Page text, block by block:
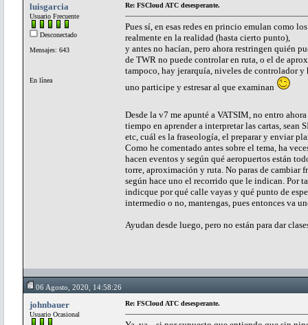
luisgarcia
Usuario Frecuente
Desconectado
Mensajes: 643
En línea
Re: FSCloud ATC desesperante.
Pues sí, en esas redes en princio emulan como
realmente en la realidad (hasta cierto punto),
y antes no hacían, pero ahora restringen quién
de TWR no puede controlar en ruta, o el de
tampoco, hay jerarquía, niveles de controlador y
uno participe y estresar al que examinan
Desde la v7 me apunté a VATSIM, no entro
tiempo en aprender a interpretar las cartas, sean
etc, cuál es la fraseología, el preparar y enviar
Como he comentado antes sobre el tema, ha
hacen eventos y según qué aeropuertos están
torre, aproximación y ruta. No paras de cambiar
según hace uno el recorrido que le indican. Por
indicque por qué calle vayas y qué punto de
intermedio o no, mantengas, pues entonces va
Ayudan desde luego, pero no están para dar
06 Agosto, 2020, 14:58:26
johnbauer
Usuario Ocasional
Re: FSCloud ATC desesperante.